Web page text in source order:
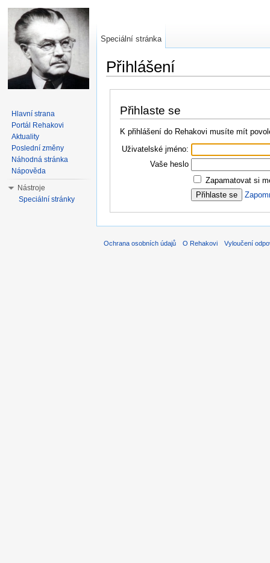
Přihlášení
Přihlaste se
K přihlášení do Rehakovi musíte mít
Uživatelské jméno:
Vaše heslo
Zapamatovat si
Speciální stránka
Hlavní strana
Portál Rehakovi
Aktuality
Poslední změny
Náhodná stránka
Nápověda
Nástroje
Speciální stránky
Ochrana osobních údajů O Rehakovi Vyloučení